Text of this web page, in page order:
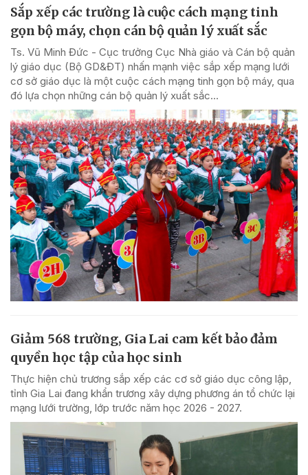
Sắp xếp các trường là cuộc cách mạng tinh
gọn bộ máy, chọn cán bộ quản lý xuất sắc
Ts. Vũ Minh Đức - Cục trưởng Cục Nhà giáo và Cán bộ quản
lý giáo dục (Bộ GD&ĐT) nhấn mạnh việc sắp xếp mạng lưới
cơ sở giáo dục là một cuộc cách mạng tinh gọn bộ máy, qua
đó lựa chọn những cán bộ quản lý xuất sắc...
Giảm 568 trường, Gia Lai cam kết bảo đảm
quyền học tập của học sinh
Thực hiện chủ trương sắp xếp các cơ sở giáo dục công lập,
tỉnh Gia Lai đang khẩn trương xây dựng phương án tổ chức lại
mạng lưới trường, lớp trước năm học 2026 - 2027.